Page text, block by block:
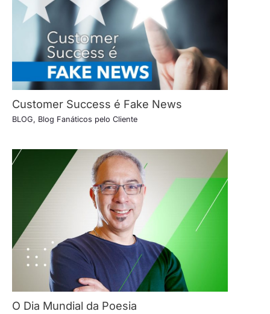
Customer Success é Fake News
BLOG, Blog Fanáticos pelo Cliente
O Dia Mundial da Poesia